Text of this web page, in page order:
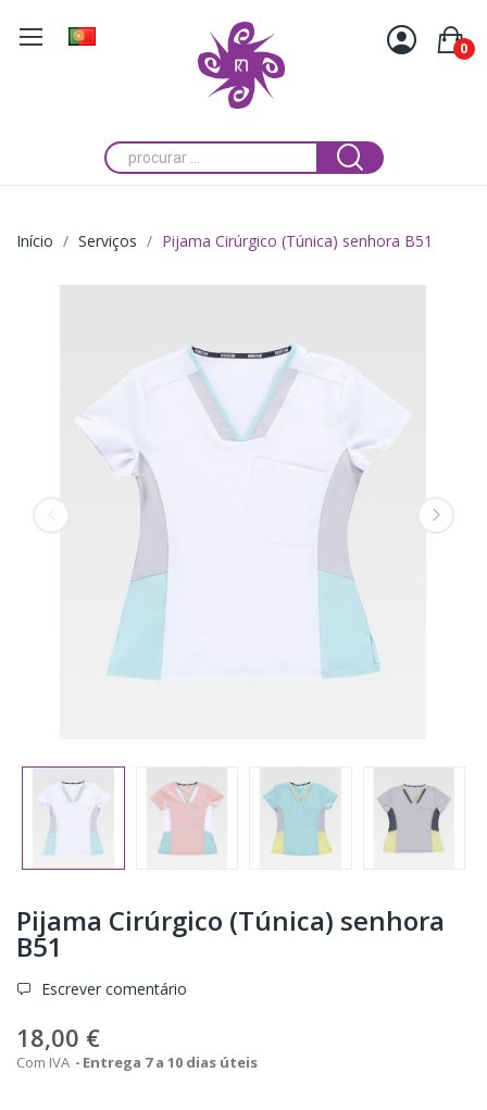
0
Início Serviços Pijama Cirúrgico (Túnica) senhora B51
Pijama Cirúrgico (Túnica) senhora
B51
Escrever comentário
18,00 €
Com IVA Entrega 7 a 10 dias úteis